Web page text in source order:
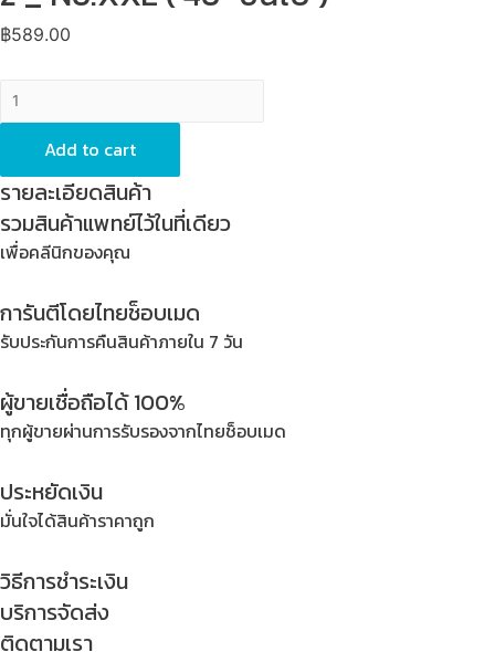
฿589.00
L-
S
Support
Elastic
_
Therapy
T-
_
No.XXL
46''
ขึ้น
ไป
quantity
Add to cart
รายละเอียดสินค้า
รวมสินค้าแพทย์ไว้ในที่เดียว
เพื่อคลีนิกของคุณ
การันตีโดยไทยช็อบเมด
รับประกันการคืนสินค้าภายใน 7 วัน
ผู้ขายเชื่อถือได้ 100%
ทุกผู้ขายผ่านการรับรองจากไทยช็อบเมด
ประหยัดเงิน
มั่นใจได้สินค้าราคาถูก
วิธีการชำระเงิน
บริการจัดส่ง
ติดตามเรา